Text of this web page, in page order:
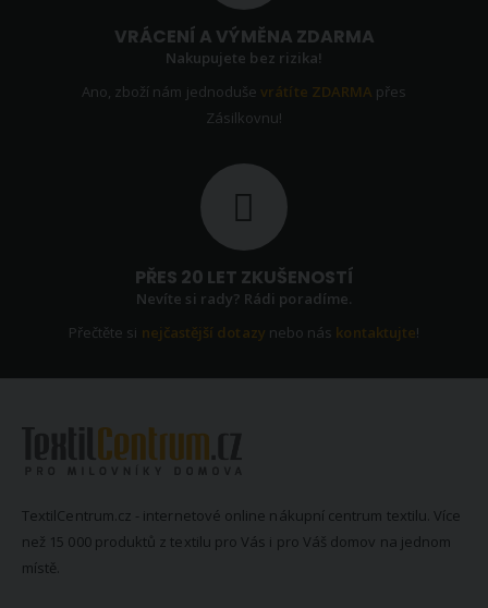
VRÁCENÍ A VÝMĚNA ZDARMA
Nakupujete bez rizika!
Ano, zboží nám jednoduševrátíte ZDARMA přes
Zásilkovnu!
PŘES 20 LET ZKUŠENOSTÍ
Nevíte si rady? Rádi poradíme.
Přečtěte si nejčastější dotazy nebo nás kontaktujte!
TextilCentrum.cz - internetové online nákupní centrum textilu. Více
než 15 000 produktů z textilu pro Vás i pro Váš domov na jednom
místě.